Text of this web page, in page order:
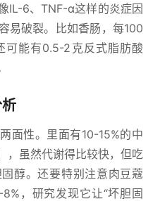
IL-6、TNF-α这样的炎症因
易破裂。比如香肠，每100
可能有0.5-2克反式脂肪酸
面性。里面有10-15%的中
，虽然代谢得比较快，但吃
醇。还要特别注意肉豆蔻
，研究发现它让“坏胆固